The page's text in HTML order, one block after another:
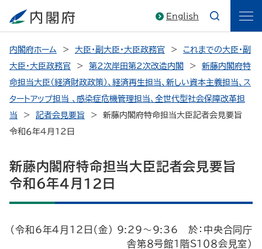
English
内閣府ホーム 大臣・副大臣・大臣政務官
これまでの大臣・副
大臣・大臣政務官
第2次岸田第2次改造内閣
新藤内閣府特
命担当大臣（経済財政政策）、経済再生担当、新しい資本主義担当、ス
タートアップ担当 、感染症危機管理担当、全世代型社会保障改革担
当
記者会見要旨
新藤内閣府特命担当大臣記者会見要旨
令和６年4月12日
新藤内閣府特命担当大臣記者会見要旨
令和６年4月12日
（令和6年4月12日（金） 9:29～9:36 於：中央合同庁
舎第８号館１階S１０８会見室）